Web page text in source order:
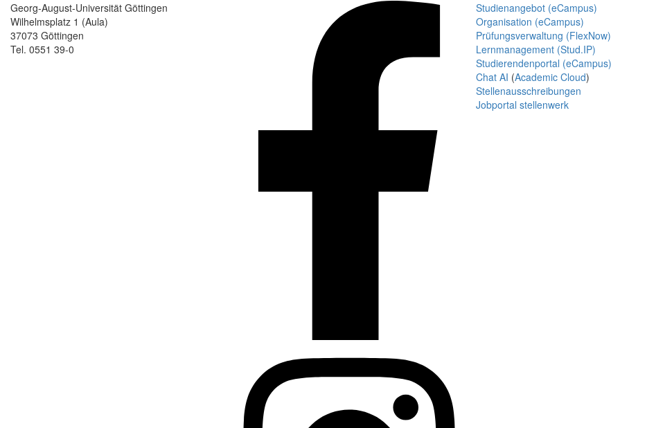
Georg-August-Universität Göttingen
Wilhelmsplatz 1 (Aula)
37073 Göttingen
Tel. 0551 39-0
Studienangebot (eCampus)
Organisation (eCampus)
Prüfungsverwaltung (FlexNow)
Lernmanagement (Stud.IP)
Studierendenportal (eCampus)
Chat AI (Academic Cloud)
Stellenausschreibungen
Jobportal stellenwerk